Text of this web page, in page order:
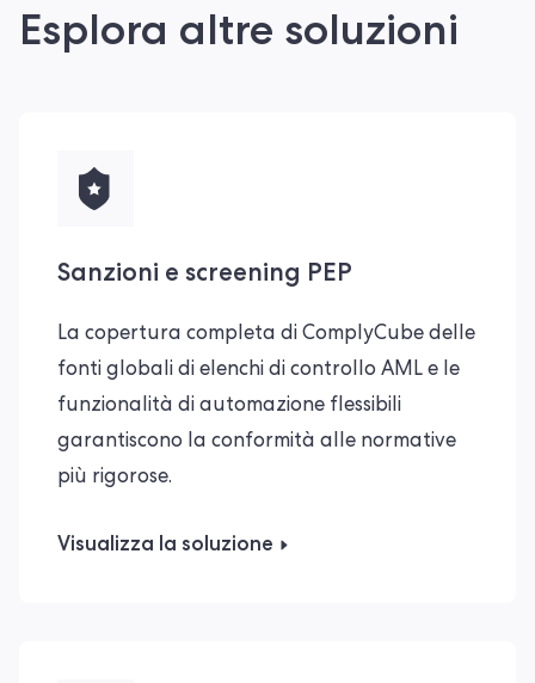
Esplora altre soluzioni
Sanzioni e screening PEP
La copertura completa di ComplyCube delle
fonti globali di elenchi di controllo AML e le
funzionalità di automazione flessibili
garantiscono la conformità alle normative
più rigorose.
Visualizza la soluzione